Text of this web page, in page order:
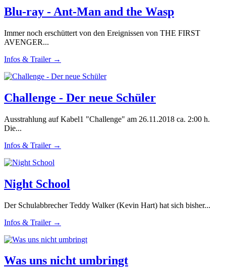
Blu-ray - Ant-Man and the Wasp
Immer noch erschüttert von den Ereignissen von THE FIRST
AVENGER...
Infos & Trailer →
Challenge - Der neue Schüler
Ausstrahlung auf Kabel1 "Challenge" am 26.11.2018 ca. 2:00 h.
Die...
Infos & Trailer →
Night School
Der Schulabbrecher Teddy Walker (Kevin Hart) hat sich bisher...
Infos & Trailer →
Was uns nicht umbringt